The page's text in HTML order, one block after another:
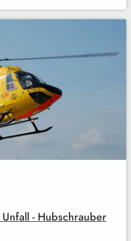
- Hubschrauber